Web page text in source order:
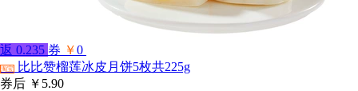
返 0.235 券 ￥0
淘宝
比比赞榴莲冰皮月饼5枚共225g
券后 ￥5.90